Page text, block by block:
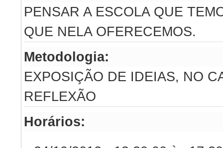
PENSAR A ESCOLA QUE
QUE NELA OFERECEMOS.
Metodologia:
EXPOSIÇÃO DE IDEIAS, NO
REFLEXÃO
Horários: